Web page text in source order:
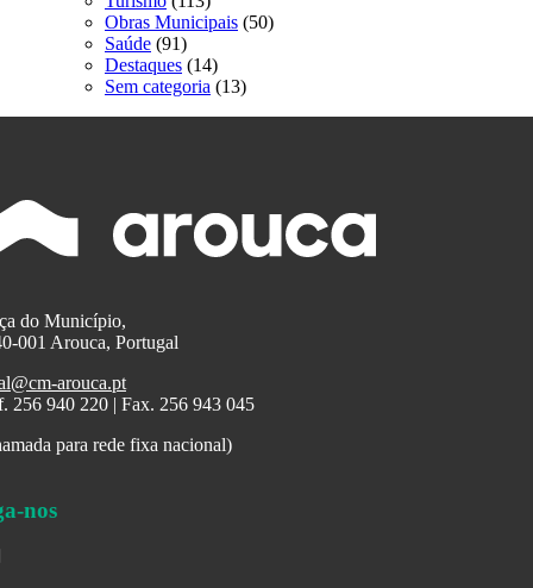
Obras Municipais (50)
Saúde (91)
Destaques (14)
Sem categoria (13)
do Município,
001 Arouca, Portugal
arouca.pt
256 940 220 | Fax. 256 943 045
para rede fixa nacional)
nos